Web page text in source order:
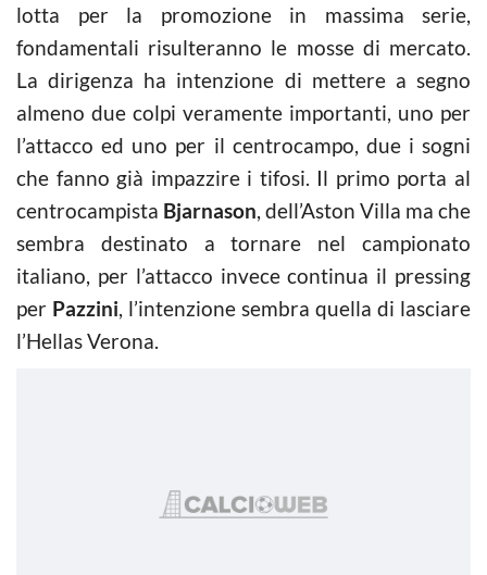
lotta per la promozione in massima serie,
fondamentali risulteranno le mosse di mercato.
La dirigenza ha intenzione di mettere a segno
almeno due colpi veramente importanti, uno per
l’attacco ed uno per il centrocampo, due i sogni
che fanno già impazzire i tifosi. Il primo porta al
centrocampista Bjarnason, dell’Aston Villa ma che
sembra destinato a tornare nel campionato
italiano, per l’attacco invece continua il pressing
per Pazzini, l’intenzione sembra quella di lasciare
l’Hellas Verona.